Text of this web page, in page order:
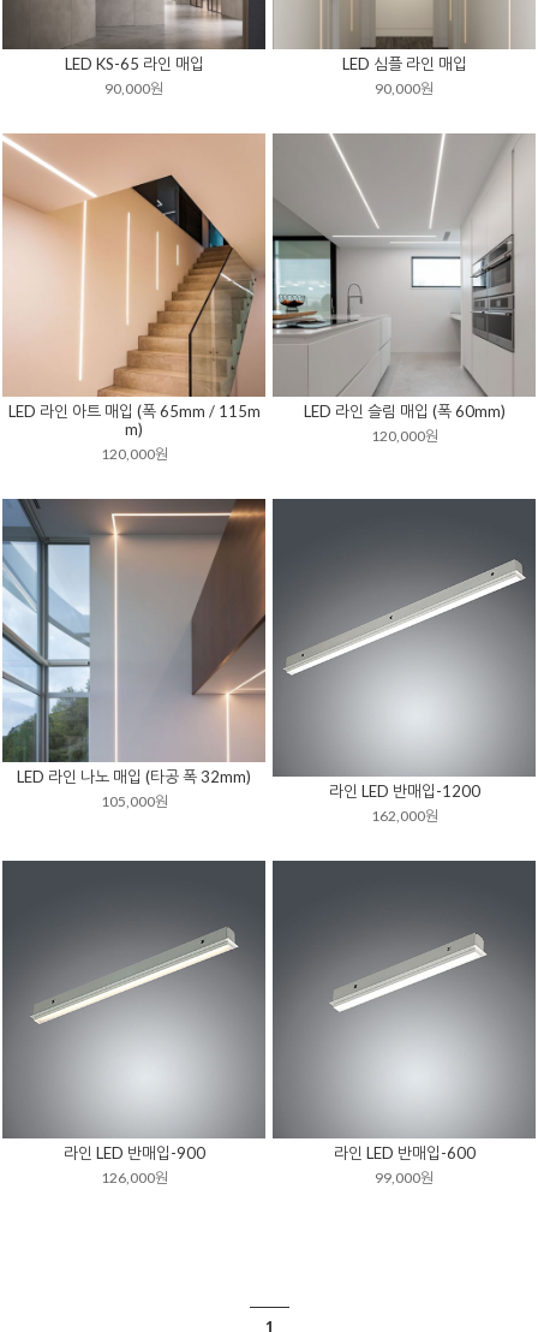
LED KS-65 라인 매입
90,000원
LED 심플 라인 매입
90,000원
LED 라인 아트 매입 (폭 65mm / 115m
m)
120,000원
LED 라인 슬림 매입 (폭 60mm)
120,000원
LED 라인 나노 매입 (타공 폭 32mm)
105,000원
라인 LED 반매입-1200
162,000원
라인 LED 반매입-900
126,000원
라인 LED 반매입-600
99,000원
1